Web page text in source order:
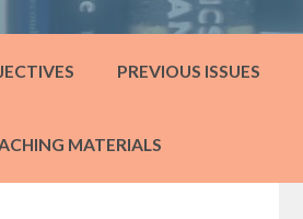
PREVIOUS ISSUES
MATERIALS